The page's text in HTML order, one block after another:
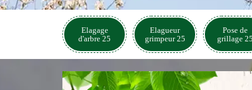
Elagage
d'arbre 25
Elagueur
grimpeur 25
Pose de
grillage 25